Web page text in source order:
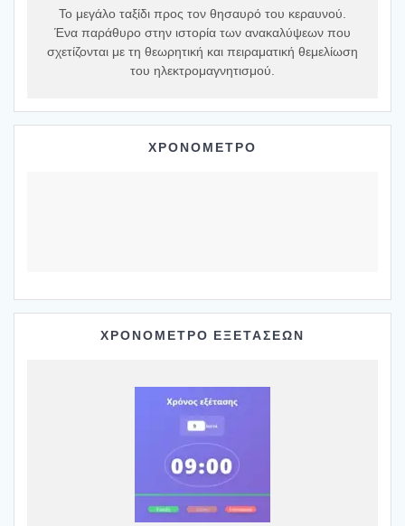
Το μεγάλο ταξίδι προς τον θησαυρό του κεραυνού.
Ένα παράθυρο στην ιστορία των ανακαλύψεων που
σχετίζονται με τη θεωρητική και πειραματική θεμελίωση
του ηλεκτρομαγνητισμού.
ΧΡΟΝΟΜΕΤΡΟ
ΧΡΟΝΟΜΕΤΡΟ ΕΞΕΤΑΣΕΩΝ